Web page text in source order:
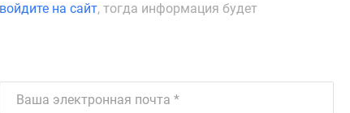
войдите на сайт, тогда информация будет